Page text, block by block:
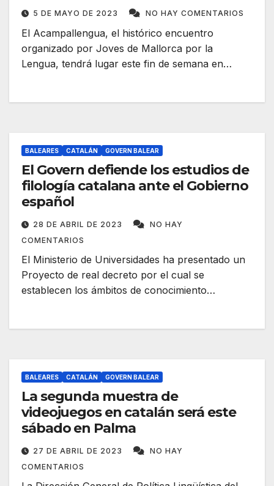
5 DE MAYO DE 2023 NO HAY COMENTARIOS
El Acampallengua, el histórico encuentro
organizado por Joves de Mallorca por la
Lengua, tendrá lugar este fin de semana en…
BALEARES CATALÁN GOVERN BALEAR
El Govern defiende los estudios de
filología catalana ante el Gobierno
español
28 DE ABRIL DE 2023
NO HAY
COMENTARIOS
El Ministerio de Universidades ha presentado un
Proyecto de real decreto por el cual se
establecen los ámbitos de conocimiento…
BALEARES CATALÁN GOVERN BALEAR
La segunda muestra de
videojuegos en catalán será este
sábado en Palma
27 DE ABRIL DE 2023
NO HAY
COMENTARIOS